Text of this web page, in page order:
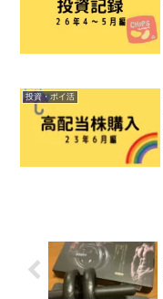
投資・ポイ活